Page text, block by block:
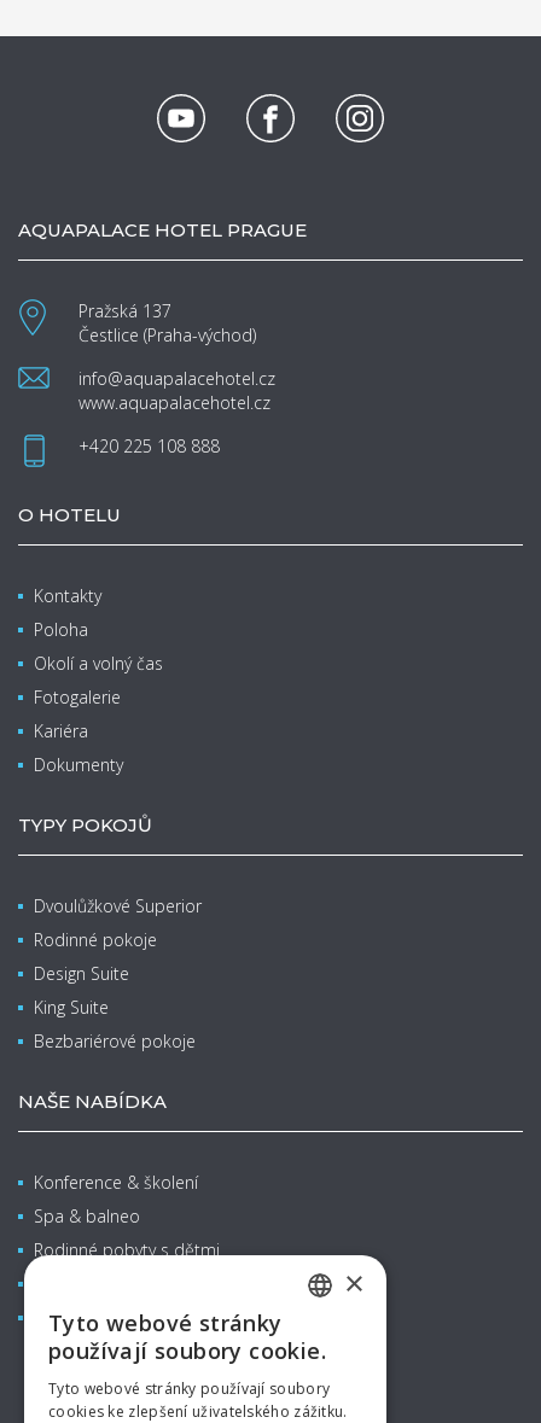
AQUAPALACE HOTEL PRAGUE
Pražská 137
Čestlice (Praha-východ)
info@aquapalacehotel.cz
www.aquapalacehotel.cz
+420 225 108 888
O HOTELU
Kontakty
Poloha
Okolí a volný čas
Fotogalerie
Kariéra
Dokumenty
TYPY POKOJŮ
Dvoulůžkové Superior
Rodinné pokoje
Design Suite
King Suite
Bezbariérové pokoje
NAŠE NABÍDKA
Konference & školení
Spa & balneo
Rodinné pobyty s dětmi
Aquapark
GERMAN
×
Tyto webové stránky
používají soubory cookie.
Tyto webové stránky používají soubory
cookies ke zlepšení uživatelského zážitku.